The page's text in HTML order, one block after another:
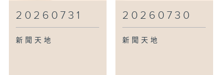
20260731
新聞天地
20260730
新聞天地